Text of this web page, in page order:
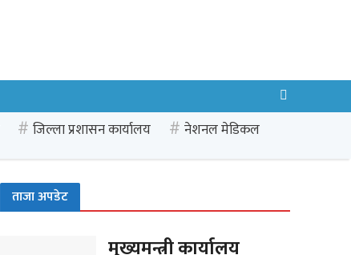
जिल्ला प्रशासन कार्यालय
नेशनल मेडिकल
ताजा अपडेट
मुख्यमन्त्री कार्यालय